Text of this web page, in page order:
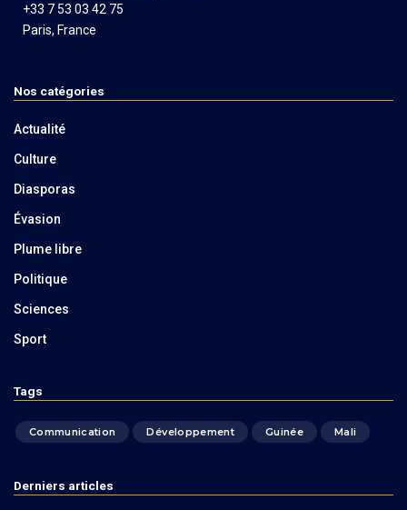
+33 7 53 03 42 75
Paris, France
Nos catégories
Actualité
Culture
Diasporas
Évasion
Plume libre
Politique
Sciences
Sport
Tags
Communication Développement Guinée Mali
Derniers articles